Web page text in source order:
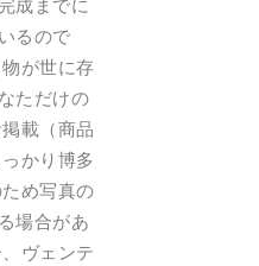
成までに
るので
が世に存
ただけの
載（商品
かり博多
め写真の
場合があ
ヴェンテ